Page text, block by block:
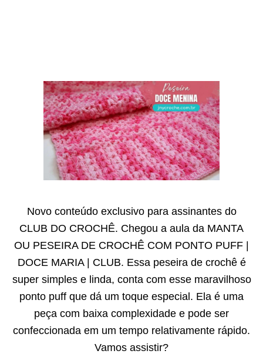
Novo conteúdo exclusivo para assinantes do
CLUB DO CROCHÊ. Chegou a aula da MANTA
OU PESEIRA DE CROCHÊ COM PONTO PUFF |
DOCE MARIA | CLUB. Essa peseira de crochê é
super simples e linda, conta com esse maravilhoso
ponto puff que dá um toque especial. Ela é uma
peça com baixa complexidade e pode ser
confeccionada em um tempo relativamente rápido.
Vamos assistir?